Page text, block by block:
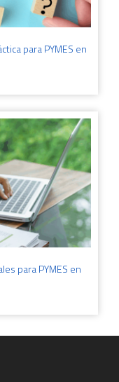
para PYMES en
para PYMES en